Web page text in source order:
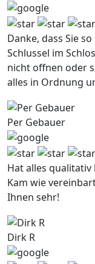
Danke, dass Sie
Schlussel im
nicht offnen oder
alles in Ordnung
Per Gebauer
Hat alles
Kam wie
Ihnen sehr!
Dirk R